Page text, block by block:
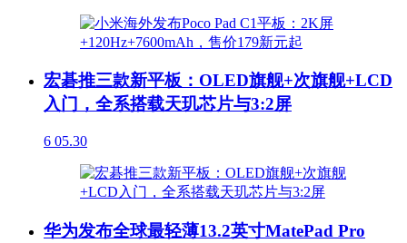
宏碁推三款新平板：OLED旗舰+次旗舰+LCD
入门，全系搭载天玑芯片与3:2屏
6 05.30
华为发布全球最轻薄13.2英寸MatePad Pro